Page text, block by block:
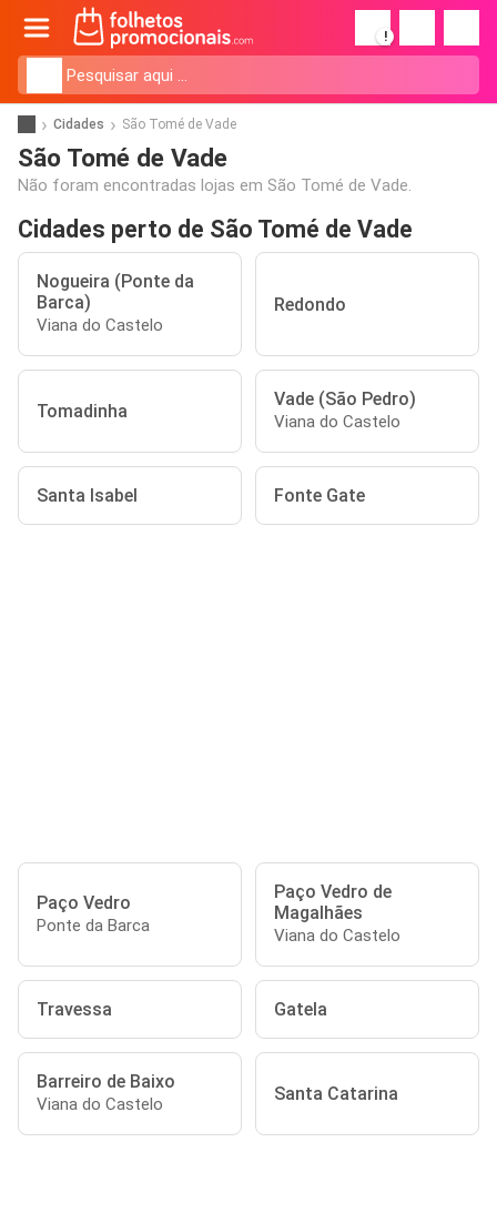
!
Cidades São Tomé de Vade
São Tomé de Vade
Não foram encontradas lojas em São Tomé de Vade.
Cidades perto de São Tomé de Vade
Nogueira (Ponte da
Barca)
Viana do Castelo
Redondo
Tomadinha
Vade (São Pedro)
Viana do Castelo
Santa Isabel Fonte Gate
Paço Vedro
Ponte da Barca
Paço Vedro de
Magalhães
Viana do Castelo
Travessa Gatela
Barreiro de Baixo
Viana do Castelo Santa Catarina